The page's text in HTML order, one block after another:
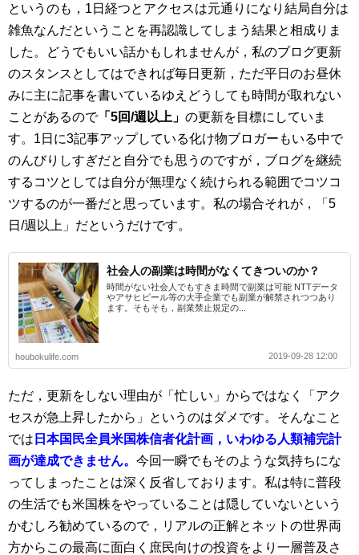
というのも，1日経つとアクセスは元通りになり結局自分は
雑魚なんだということを再認識してしまう結果と相成りま
した。どうでもいい話かもしれませんが，私のブログ更新
のスタンスとしてはできれば毎日更新，ただ平日のお昼休
みに主に記事を書いているゆえどうしても時間が取れない
ことがあるので「5回/週以上」 の更新を目標にしていま
す。1日に3記事アップしている化け物ブロガーもいる中で
のんびりしすぎだと自分でも思うのですが，ブログを継続
するコツとしては自分が無理なく続けられる範囲でコツコ
ツするのが一番だと思っています。私の場合それが，「5
日/週以上」だというだけです。
社会人の副業は時間がなくてきついのか？
時間がない社会人でもすきま時間で副業は可能 NTTデータ
やアサヒビール等の大手企業でも副業が解禁されつつあり
ます。そもそも，副業禁止規定の...
houbokulife.com 2019-09-28 12:00
ただ，更新をしない理由が「忙しい」からではなく「アク
セスが急上昇したから」というのはダメです。そんなこと
では 日本国民全員米国株信者化計画，いわゆる人類補完計
画が達成できません。 今回一瞬でもそのような気持ちにな
ってしまったことは深く反省しております。私は特に普段
の生活でも米国株をやっていることは隠していないという
かむしろ勧めているので，リアルの正解とネットの世界両
方からこの最高に面白く庶民向けの投資をより一層普及さ